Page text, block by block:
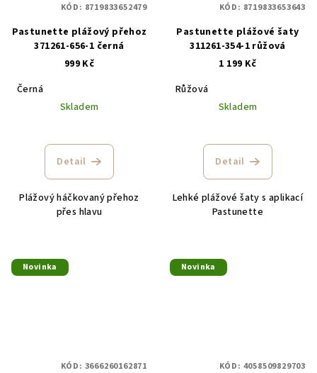
Pastunette plážový přehoz
371261-656-1 černá
999 Kč
Černá
Skladem
Detail
Plážový háčkovaný přehoz
přes hlavu
KÓD: 8719833652479
Pastunette plážové šaty
311261-354-1 růžová
1 199 Kč
Růžová
Skladem
Detail
Lehké plážové šaty s aplikací
Pastunette
KÓD: 8719833653643
Novinka
KÓD: 3666260162871
Novinka
KÓD: 4058509829703